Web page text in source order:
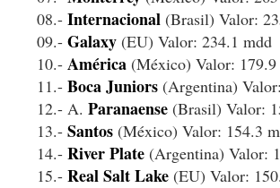
08.- Internacional (Brasil) Valor:
09.- Galaxy (EU) Valor: 234.1 mdd
10.- América (México) Valor:
11.- BocaJuniors (Argentina)
12.- A. Paranaense (Brasil) Valor:
13.- Santos (México) Valor: 154.3
14.- RiverPlate (Argentina) Valor:
15.- RealSaltLake (EU) Valor: